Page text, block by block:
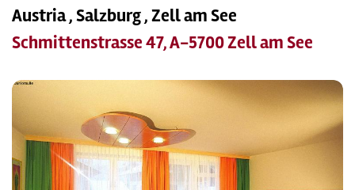
Austria , Salzburg , Zell am See
Schmittenstrasse 47, A-5700 Zell am See